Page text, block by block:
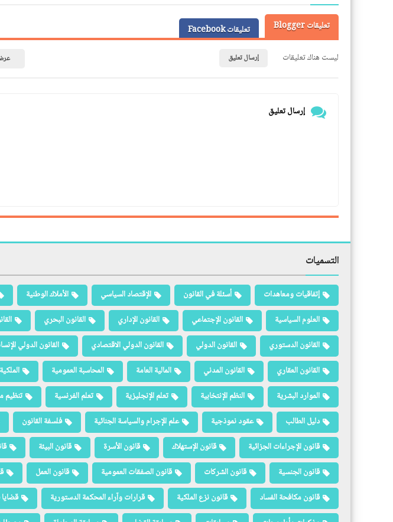
تعليقات Blogger
تعليقات Facebook
ليست هناك تعليقات
إرسال تعليق
إرسال تعليق
التسميات
إتفاقيات ومعاهدات أسئلة في القانون الإقتصاد السياسي الأملاك الوطنية
العلوم السياسية
القانون الإجتماعي القانون الإداري القانون البحري
القانون الدستوري
القانون الدولي القانون الدولي الاقتصادي القانون الدولي
القانون العقاري
القانون المدني المالية العامة المحاسبة العمومية
الموارد البشرية
النظم الإنتخابية تعلم الإنجليزية تعلم الفرنسية تنظيم
دليل الطالب
عقود نموذجية علم الإجرام والسياسة الجنائية فلسفة القانون
قانون الإجراءات الجزائية
قانون الإستهلاك قانون الأسرة قانون البيئة
قانون الجنسية
قانون الشركات قانون الصفقات العمومية قانون العمل
قانون مكافحة الفساد
قانون نزع الملكية قرارات وآراء المحكمة الدستورية قضايا